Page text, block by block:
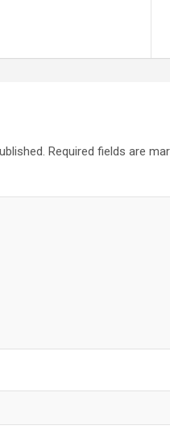
Required fields are